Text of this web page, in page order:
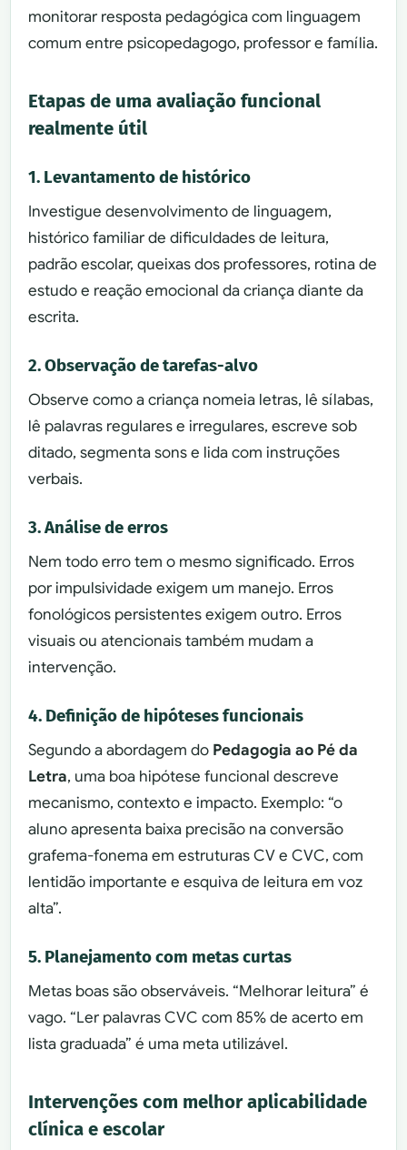
monitorar resposta pedagógica com linguagem
comum entre psicopedagogo, professor e família.
Etapas de uma avaliação funcional
realmente útil
1. Levantamento de histórico
Investigue desenvolvimento de linguagem,
histórico familiar de dificuldades de leitura,
padrão escolar, queixas dos professores, rotina de
estudo e reação emocional da criança diante da
escrita.
2. Observação de tarefas-alvo
Observe como a criança nomeia letras, lê sílabas,
lê palavras regulares e irregulares, escreve sob
ditado, segmenta sons e lida com instruções
verbais.
3. Análise de erros
Nem todo erro tem o mesmo significado. Erros
por impulsividade exigem um manejo. Erros
fonológicos persistentes exigem outro. Erros
visuais ou atencionais também mudam a
intervenção.
4. Definição de hipóteses funcionais
Segundo a abordagem do Pedagogia ao Pé da
Letra, uma boa hipótese funcional descreve
mecanismo, contexto e impacto. Exemplo: “o
aluno apresenta baixa precisão na conversão
grafema-fonema em estruturas CV e CVC, com
lentidão importante e esquiva de leitura em voz
alta”.
5. Planejamento com metas curtas
Metas boas são observáveis. “Melhorar leitura” é
vago. “Ler palavras CVC com 85% de acerto em
lista graduada” é uma meta utilizável.
Intervenções com melhor aplicabilidade
clínica e escolar